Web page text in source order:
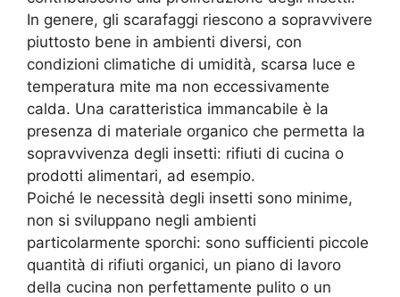
In genere, gli scarafaggi riescono a sopravvivere
piuttosto bene in ambienti diversi, con
condizioni climatiche di umidità, scarsa luce e
temperatura mite ma non eccessivamente
calda. Una caratteristica immancabile è la
presenza di materiale organico che permetta la
sopravvivenza degli insetti: rifiuti di cucina o
prodotti alimentari, ad esempio.
Poiché le necessità degli insetti sono minime,
non si sviluppano negli ambienti
particolarmente sporchi: sono sufficienti piccole
quantità di rifiuti organici, un piano di lavoro
della cucina non perfettamente pulito o un